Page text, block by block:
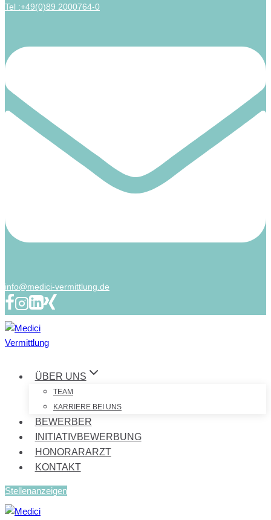
Tel :+49(0)89 2000764-0
info@medici-vermittlung.de
ÜBER UNS
TEAM
KARRIERE BEI UNS
BEWERBER
INITIATIVBEWERBUNG
HONORARARZT
KONTAKT
Stellenanzeigen